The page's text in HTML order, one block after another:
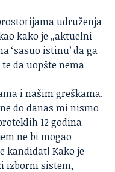
udruženja
kako je „aktuelni
‘sasuo istinu’ da ga
da uopšte nema
i našim greškama.
do danas mi nismo
12 godina
ne bi mogao
kandidat! Kako je
izborni sistem,